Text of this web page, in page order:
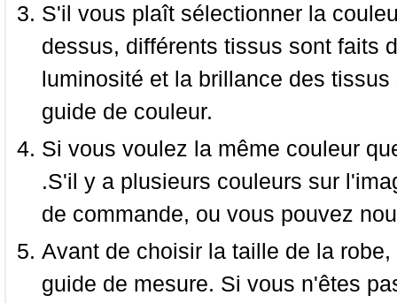
S'il vous plaît sélectionner la
dessus, différents tissus sont faits
luminosité et la brillance des
guide de couleur.
Si vous voulez la même couleur
.S'il y a plusieurs couleurs sur
de commande, ou vous pouvez
Avant de choisir la taille de la
guide de mesure. Si vous n'êtes